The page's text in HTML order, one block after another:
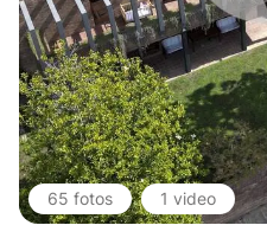
65 fotos 1 video